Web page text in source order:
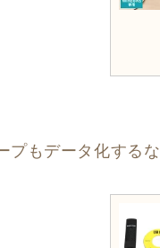
プもデータ化する